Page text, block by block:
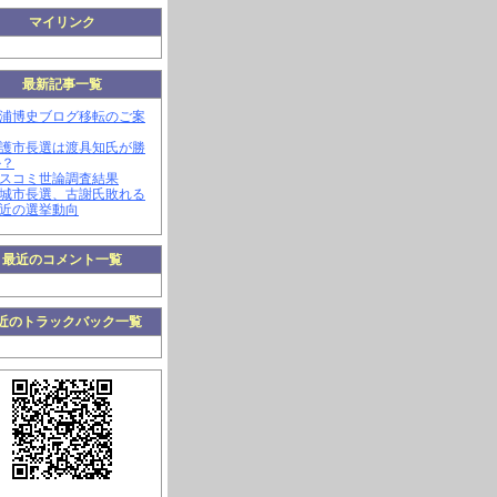
マイリンク
最新記事一覧
博史ブログ移転のご案
市長選は渡具知氏が勝
コミ世論調査結果
市長選、古謝氏敗れる
の選挙動向
最近のコメント一覧
のトラックバック一覧